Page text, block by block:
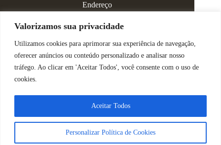
Valorizamos sua privacidade
Utilizamos cookies para aprimorar sua experiência de navegação,
oferecer anúncios ou conteúdo personalizado e analisar nosso
tráfego. Ao clicar em 'Aceitar Todos', você consente com o uso de
cookies.
Personalizar Política de Cookies
Aceitar Todos
Endereço
Rua Rei Alberto, 108 / 705 - Centro - Juiz de Fora/MG
(32) 99829-3800 - Dra Eduarda
Direitos Reservados @ Tabtech - 2023